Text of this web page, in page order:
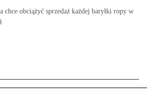
chce obciążyć sprzedaż każdej baryłki ropy w